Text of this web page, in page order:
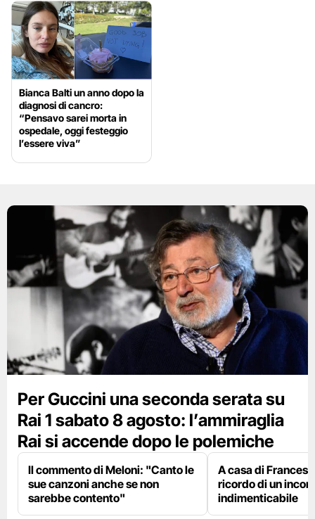
Bianca Balti un anno dopo la
diagnosi di cancro:
“Pensavo sarei morta in
ospedale, oggi festeggio
l’essere viva”
Per Guccini una seconda serata su
Rai 1 sabato 8 agosto: l’ammiraglia
Rai si accende dopo le polemiche
Il commento di Meloni: "Canto le
sue canzoni anche se non
sarebbe contento"
A casa di
ricordo di un
indimenticabile